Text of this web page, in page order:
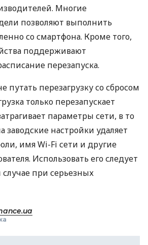
Многие
позволяют выполнить
со смартфона. Кроме того,
поддерживают
перезапуска.
путать перезагрузку со сбросом
только перезапускает
параметры сети, в то
заводские настройки удаляет
имя Wi-Fi сети и другие
Использовать его следует
при серьезных